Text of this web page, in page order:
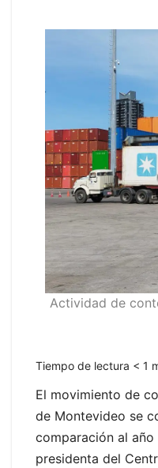
Actividad de
Tiempo de lectura < 1
El movimiento de
de Montevideo se
comparación al
presidenta del